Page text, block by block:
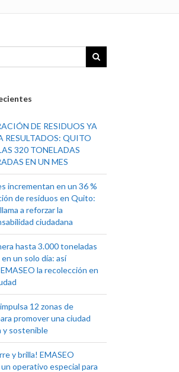
DE RESIDUOS YA
RESULTADOS: QUITO
320 TONELADAS
EN UN MES
incrementan en un 36 %
de residuos en Quito:
a reforzar la
ciudadana
hasta 3.000 toneladas
un solo día: así
la recolección en
12 zonas de
promover una ciudad
y sostenible
y brilla! EMASEO
operativo especial para